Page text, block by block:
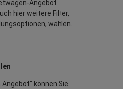
Angebot
hier weitere Filter,
wählen.
können Sie